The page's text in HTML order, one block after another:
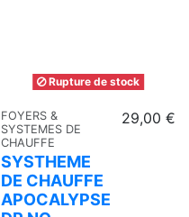
Rupture de stock
FOYERS &
SYSTEMES DE
CHAUFFE
SYSTHEME
DE CHAUFFE
APOCALYPSE
29,00 €